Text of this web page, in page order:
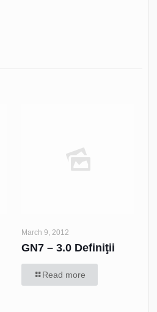
March 9, 2012
GN7 – 3.0 Definiţii
Read more